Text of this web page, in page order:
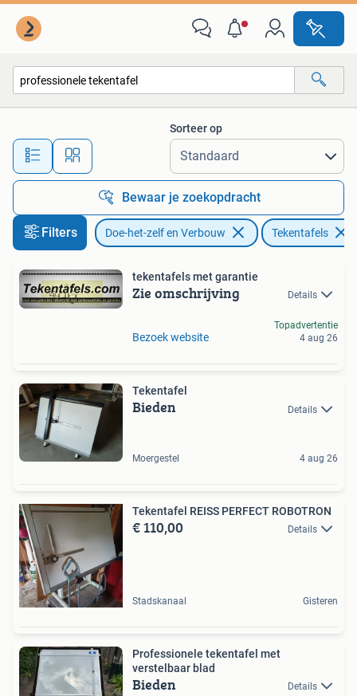
Alle afstanden…
Sorteer op
Bewaar je zoekopdracht
Filters Doe-het-zelf en Verbouw Tekentafels
tekentafels met garantie
Zie omschrijving Details
Bezoek website
Topadvertentie
4 aug 26
Tekentafel
Bieden Details
Moergestel 4 aug 26
Tekentafel REISS PERFECT ROBOTRON
€ 110,00 Details
Stadskanaal Gisteren
Professionele tekentafel met
verstelbaar blad
Bieden Details